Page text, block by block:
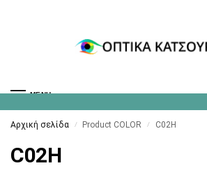
MENU
Αρχική σελίδα / Product COLOR / C02Η
C02Η